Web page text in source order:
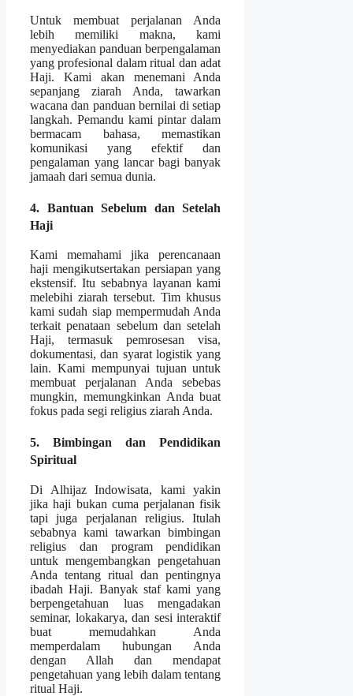
Untuk membuat perjalanan Anda
lebih memiliki makna, kami
menyediakan panduan berpengalaman
yang profesional dalam ritual dan adat
Haji. Kami akan menemani Anda
sepanjang ziarah Anda, tawarkan
wacana dan panduan bernilai di setiap
langkah. Pemandu kami pintar dalam
bermacam bahasa, memastikan
komunikasi yang efektif dan
pengalaman yang lancar bagi banyak
jamaah dari semua dunia.
4. Bantuan Sebelum dan Setelah
Haji
Kami memahami jika perencanaan
haji mengikutsertakan persiapan yang
ekstensif. Itu sebabnya layanan kami
melebihi ziarah tersebut. Tim khusus
kami sudah siap mempermudah Anda
terkait penataan sebelum dan setelah
Haji, termasuk pemrosesan visa,
dokumentasi, dan syarat logistik yang
lain. Kami mempunyai tujuan untuk
membuat perjalanan Anda sebebas
mungkin, memungkinkan Anda buat
fokus pada segi religius ziarah Anda.
5. Bimbingan dan Pendidikan
Spiritual
Di Alhijaz Indowisata, kami yakin
jika haji bukan cuma perjalanan fisik
tapi juga perjalanan religius. Itulah
sebabnya kami tawarkan bimbingan
religius dan program pendidikan
untuk mengembangkan pengetahuan
Anda tentang ritual dan pentingnya
ibadah Haji. Banyak staf kami yang
berpengetahuan luas mengadakan
seminar, lokakarya, dan sesi interaktif
buat memudahkan Anda
memperdalam hubungan Anda
dengan Allah dan mendapat
pengetahuan yang lebih dalam tentang
ritual Haji.